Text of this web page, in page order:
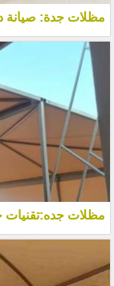
مظلات جدة: صيانة
مظلات جده:تقنيات